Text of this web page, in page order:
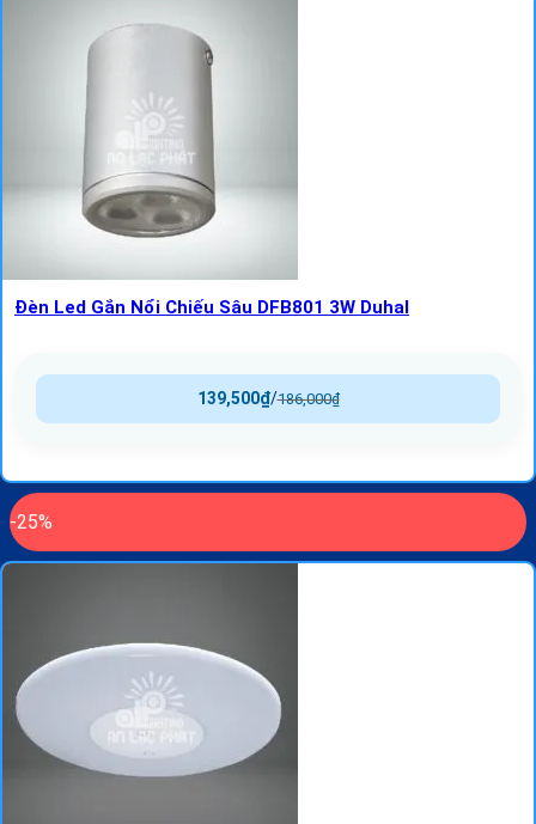
Đèn Led Gắn Nổi Chiếu Sâu DFB801 3W Duhal
186,000₫
/
139,500₫
-25%